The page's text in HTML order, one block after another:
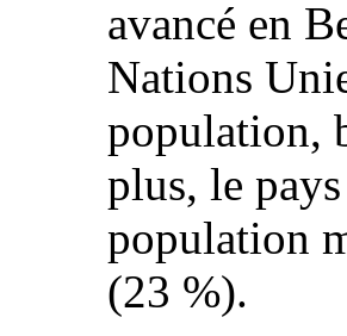
avancé en
Nations
population,
plus, le
population
(23 %).